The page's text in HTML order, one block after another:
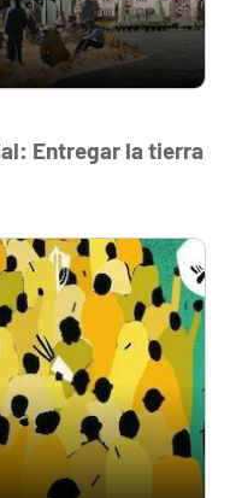
Entregar la tierra